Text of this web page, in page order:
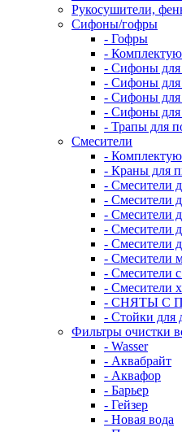
Рукосушители,
Сифоны/гофры
- Гофры
-
- Сифоны
- Сифоны для
- Сифоны для
- Сифоны для
- Трапы для
Смесители
-
- Краны для
- Смесители
- Смесители
- Смесители
- Смесители
- Смесители
- Смесители
- Смесители
- Смесители
- СНЯТЫ С
- Стойки для
Фильтры очистки
- Wasser
- Аквабрайт
- Аквафор
- Барьер
- Гейзер
- Новая вода